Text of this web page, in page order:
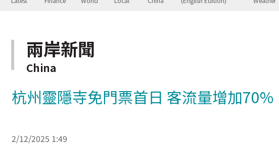
兩岸新聞
China
杭州靈隱寺免門票首日 客流量增加70%
2/12/2025 1:49